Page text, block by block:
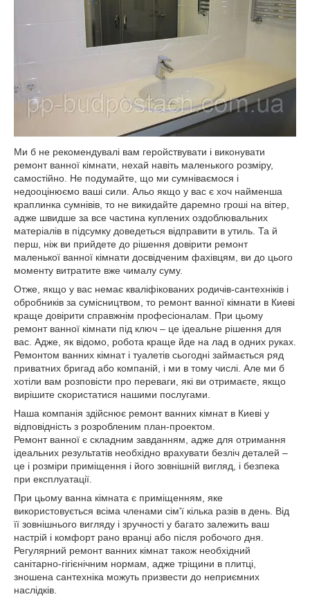
Ми б не рекомендувалі вам геройствувати і виконувати
ремонт ванної кімнати, нехай навіть маленького розміру,
самостійно. Не подумайте, що ми сумніваємося і
недооцінюємо ваші сили. Альо якщо у вас є хоч найменша
краплинка сумнівів, то не викидайте даремно гроші на вітер,
адже швидше за все частина куплених оздоблювальних
матеріалів в підсумку доведеться відправити в утиль. Та й
перш, ніж ви прийдете до рішення довірити ремонт
маленької ванної кімнати досвідченим фахівцям, ви до цього
моменту витратите вже чималу суму.
Отже, якщо у вас немає кваліфікованих родичів-сантехніків і
обробників за сумісництвом, то ремонт ванної кімнати в Киеві
краще довірити справжнім професіоналам. При цьому
ремонт ванної кімнати під ключ – це ідеальне рішення для
вас. Адже, як відомо, робота краще йде на лад в одних руках.
Ремонтом ванних кімнат і туалетів сьогодні займається ряд
приватних бригад або компаній, і ми в тому числі. Але ми б
хотіли вам розповісти про переваги, які ви отримаєте, якщо
вирішите скористатися нашими послугами.
Наша компанія здійснює ремонт ванних кімнат в Киеві у
відповідність з розробленим план-проектом.
Ремонт ванної є складним завданням, адже для отримання
ідеальних результатів необхідно врахувати безліч деталей –
це і розміри приміщення і його зовнішній вигляд, і безпека
при експлуатації.
При цьому ванна кімната є приміщенням, яке
використовується всіма членами сім'ї кілька разів в день. Від
її зовнішнього вигляду і зручності у багато залежить ваш
настрій і комфорт рано вранці або після робочого дня.
Регулярний ремонт ванних кімнат також необхідний
санітарно-гігієнічним нормам, адже тріщини в плитці,
зношена сантехніка можуть призвести до неприємних
наслідків.